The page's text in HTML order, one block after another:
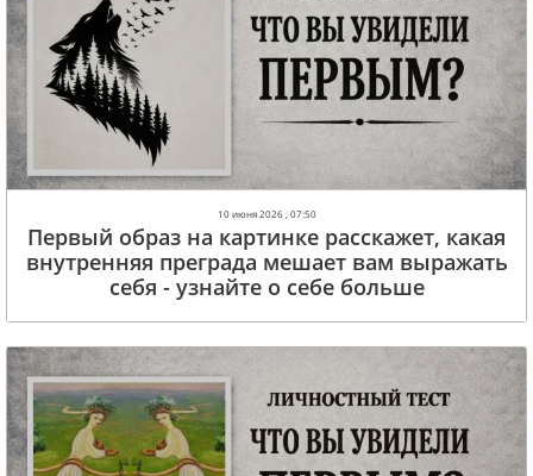
10 июня 2026 , 07:50
Первый образ на картинке расскажет, какая
внутренняя преграда мешает вам выражать
себя - узнайте о себе больше